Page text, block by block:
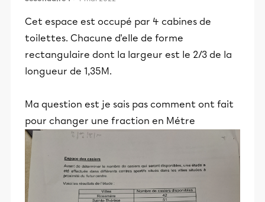
Cet espace est occupé par 4 cabines de
toilettes. Chacune d'elle de forme
rectangulaire dont la largeur est le 2/3 de la
longueur de 1,35M.
Ma question est je sais pas comment ont fait
pour changer une fraction en Métre